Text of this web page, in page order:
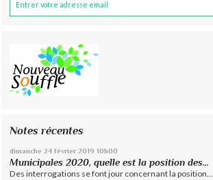
Notes récentes
dimanche 24 février 2019 10h00
Municipales 2020, quelle est la position des...
Des interrogations se font jour concernant la position...